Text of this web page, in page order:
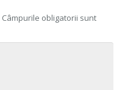
Câmpurile obligatorii sunt